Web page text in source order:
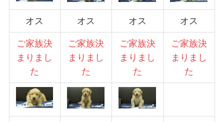
オス オス オス オス
ご家族決
まりまし
た
ご家族決
まりまし
た
ご家族決
まりまし
た
ご家族決
まりまし
た